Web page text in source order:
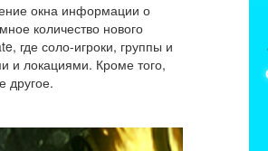
окна информации о
количество нового
где соло-игроки, группы и
и локациями. Кроме того,
другое.